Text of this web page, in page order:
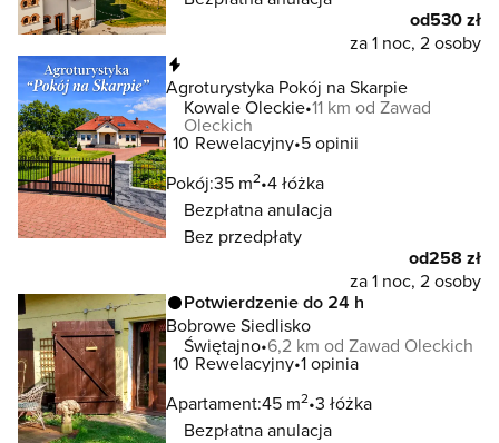
od530 zł
za 1 noc, 2 osoby
Agroturystyka Pokój na Skarpie
Kowale Oleckie 11 km od Zawad
Oleckich
10 Rewelacyjny 5 opinii
Pokój:35 m2 4 łóżka
Bezpłatna anulacja
Bez przedpłaty
od258 zł
za 1 noc, 2 osoby
Potwierdzenie do 24 h
Bobrowe Siedlisko
Świętajno 6,2 km od Zawad Oleckich
10 Rewelacyjny 1 opinia
Apartament:45 m2 3 łóżka
Bezpłatna anulacja